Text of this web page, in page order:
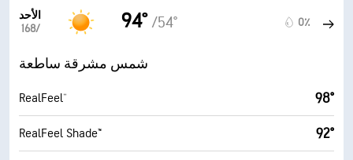
الأحد
16‏/‏8
94° /54° 0٪
شمس مشرقة ساطعة
RealFeel® 98°
RealFeel Shade™ 92°